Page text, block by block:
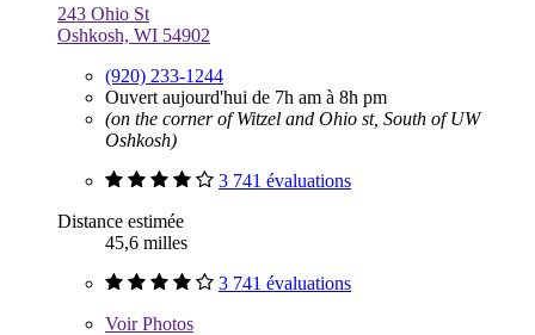
243 Ohio St
Oshkosh, WI 54902
(920) 233-1244
Ouvert aujourd'hui de 7h am à 8h pm
(on the corner of Witzel and Ohio st, South of UW
Oshkosh)
3 741 évaluations
Distance estimée
45,6 milles
3 741 évaluations
VoirPhotos